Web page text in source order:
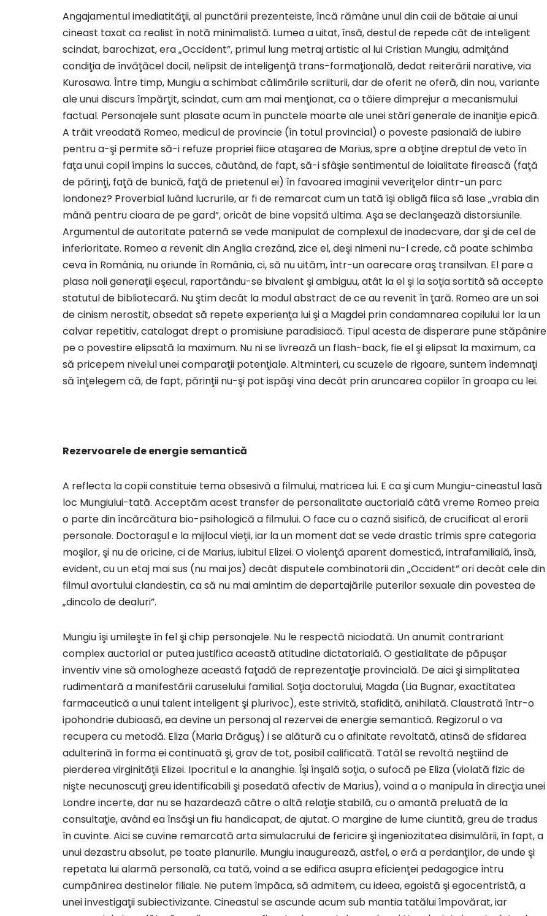
Angajamentul imediatităţii, al punctării prezenteiste, încă rămâne unul din caii de bătaie ai unui
cineast taxat ca realist în notă minimalistă. Lumea a uitat, însă, destul de repede cât de inteligent
scindat, barochizat, era „Occident”, primul lung metraj artistic al lui Cristian Mungiu, admiţând
condiţia de învăţăcel docil, nelipsit de inteligenţă trans-formaţională, dedat reiterării narative, via
Kurosawa. Între timp, Mungiu a schimbat călimările scriiturii, dar de oferit ne oferă, din nou, variante
ale unui discurs împărţit, scindat, cum am mai menţionat, ca o tăiere dimprejur a mecanismului
factual. Personajele sunt plasate acum în punctele moarte ale unei stări generale de inaniţie epică.
A trăit vreodată Romeo, medicul de provincie (în totul provincial) o poveste pasională de iubire
pentru a-şi permite să-i refuze propriei fiice ataşarea de Marius, spre a obţine dreptul de veto în
faţa unui copil împins la succes, căutând, de fapt, să-i sfâşie sentimentul de loialitate firească (faţă
de părinţi, faţă de bunică, faţă de prietenul ei) în favoarea imaginii veveriţelor dintr-un parc
londonez? Proverbial luând lucrurile, ar fi de remarcat cum un tată îşi obligă fiica să lase „vrabia din
mână pentru cioara de pe gard”, oricât de bine vopsită ultima. Aşa se declanşează distorsiunile.
Argumentul de autoritate paternă se vede manipulat de complexul de inadecvare, dar şi de cel de
inferioritate. Romeo a revenit din Anglia crezând, zice el, deşi nimeni nu-l crede, că poate schimba
ceva în România, nu oriunde în România, ci, să nu uităm, într-un oarecare oraş transilvan. El pare a
plasa noii generaţii eşecul, raportându-se bivalent şi ambiguu, atât la el şi la soţia sortită să accepte
statutul de bibliotecară. Nu ştim decât la modul abstract de ce au revenit în ţară. Romeo are un soi
de cinism nerostit, obsedat să repete experienţa lui şi a Magdei prin condamnarea copilului lor la un
calvar repetitiv, catalogat drept o promisiune paradisiacă. Tipul acesta de disperare pune stăpânire
pe o povestire elipsată la maximum. Nu ni se livrează un flash-back, fie el şi elipsat la maximum, ca
să pricepem nivelul unei comparaţii potenţiale. Altminteri, cu scuzele de rigoare, suntem îndemnaţi
să înţelegem că, de fapt, părinţii nu-şi pot ispăşi vina decât prin aruncarea copiilor în groapa cu lei.
Rezervoarele de energie semantică
A reflecta la copii constituie tema obsesivă a filmului, matricea lui. E ca şi cum Mungiu-cineastul lasă
loc Mungiului-tată. Acceptăm acest transfer de personalitate auctorială câtă vreme Romeo preia
o parte din încărcătura bio-psihologică a filmului. O face cu o caznă sisifică, de crucificat al erorii
personale. Doctoraşul e la mijlocul vieţii, iar la un moment dat se vede drastic trimis spre categoria
moşilor, şi nu de oricine, ci de Marius, iubitul Elizei. O violenţă aparent domestică, intrafamilială, însă,
evident, cu un etaj mai sus (nu mai jos) decât disputele combinatorii din „Occident” ori decât cele din
filmul avortului clandestin, ca să nu mai amintim de departajările puterilor sexuale din povestea de
„dincolo de dealuri”.
Mungiu îşi umileşte în fel şi chip personajele. Nu le respectă niciodată. Un anumit contrariant
complex auctorial ar putea justifica această atitudine dictatorială. O gestialitate de păpuşar
inventiv vine să omologheze această faţadă de reprezentaţie provincială. De aici şi simplitatea
rudimentară a manifestării caruselului familial. Soţia doctorului, Magda (Lia Bugnar, exactitatea
farmaceutică a unui talent inteligent şi plurivoc), este strivită, stafidită, anihilată. Claustrată într-o
ipohondrie dubioasă, ea devine un personaj al rezervei de energie semantică. Regizorul o va
recupera cu metodă. Eliza (Maria Drăguş) i se alătură cu o afinitate revoltată, atinsă de sfidarea
adulterină în forma ei continuată şi, grav de tot, posibil calificată. Tatăl se revoltă neştiind de
pierderea virginităţii Elizei. Ipocritul e la ananghie. Îşi înşală soţia, o sufocă pe Eliza (violată fizic de
nişte necunoscuţi greu identificabili şi posedată afectiv de Marius), voind a o manipula în direcţia unei
Londre incerte, dar nu se hazardează către o altă relaţie stabilă, cu o amantă preluată de la
consultaţie, având ea însăşi un fiu handicapat, de ajutat. O margine de lume ciuntită, greu de tradus
în cuvinte. Aici se cuvine remarcată arta simulacrului de fericire şi ingeniozitatea disimulării, în fapt, a
unui dezastru absolut, pe toate planurile. Mungiu inaugurează, astfel, o eră a perdanţilor, de unde şi
repetata lui alarmă personală, ca tată, voind a se edifica asupra eficienţei pedagogice întru
cumpănirea destinelor filiale. Ne putem împăca, să admitem, cu ideea, egoistă şi egocentristă, a
unei investigaţii subiectivizante. Cineastul se ascunde acum sub mantia tatălui împovărat, iar